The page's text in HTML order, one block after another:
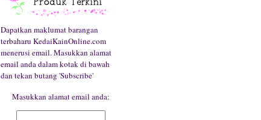
Dapatkan maklumat barangan
terbaharu KedaiKainOnline.com
menerusi email. Masukkan alamat
email anda dalam kotak di bawah
dan tekan butang 'Subscribe'
Masukkan alamat email anda: